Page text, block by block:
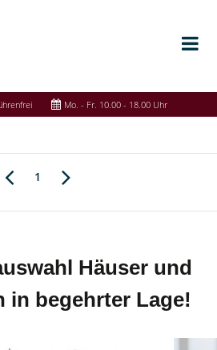
Mo. - Fr. 10.00 - 18.00 Uhr
1
Häuser und
in begehrter Lage!